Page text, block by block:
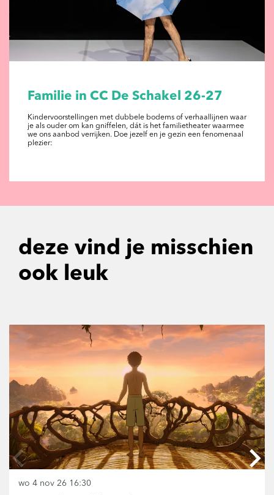
Familie in CC De Schakel 26-27
Kindervoorstellingen met dubbele bodems of verhaallijnen waar
je als ouder om kan gniffelen, dát is het familietheater waarmee
we ons aanbod verrijken. Doe jezelf en je gezin een fenomenaal
plezier:
deze vind je misschien
ook leuk
wo 4 nov 26 16:30